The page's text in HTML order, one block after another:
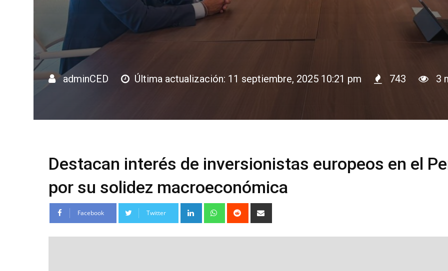
adminCED Última actualización: 11 septiembre, 2025 10:21 pm 743 3
Destacan interés de inversionistas europeos en el
por su solidez macroeconómica
Facebook Twitter LinkedInWhatsapp
Reddit
via